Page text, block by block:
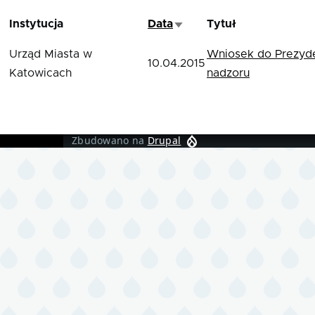
Instytucja DataSortuj rosnąco
Tytuł
Urząd Miasta w
Katowicach
10.04.2015
Wniosek do
nadzoru
Zbudowano na Drupal